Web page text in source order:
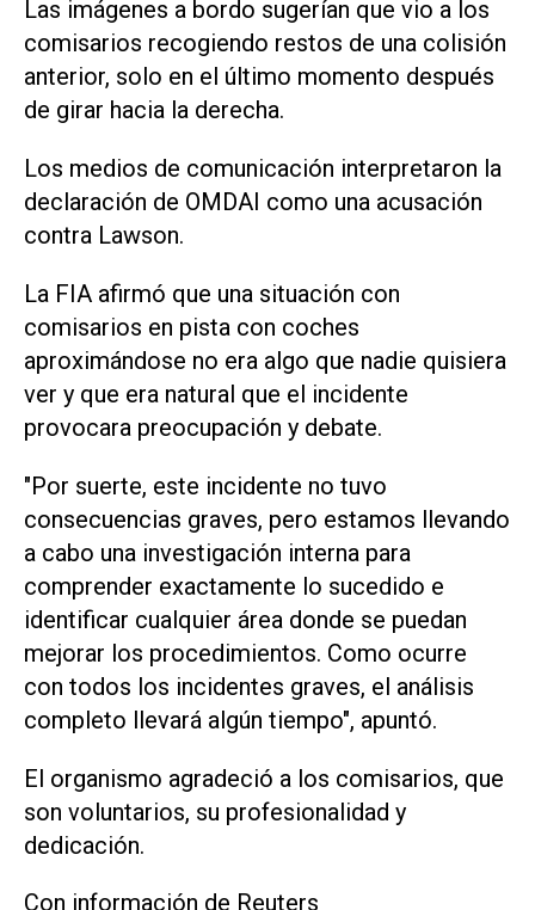
Las imágenes a bordo sugerían que vio a los
comisarios recogiendo restos de una colisión
anterior, solo en el último momento después
de girar hacia la derecha.
Los medios de comunicación interpretaron la
declaración de OMDAI como una acusación
contra Lawson.
La FIA afirmó que una situación con
comisarios en pista con coches
aproximándose no era algo que nadie quisiera
ver y que era natural que el incidente
provocara preocupación y debate.
"Por suerte, este incidente no tuvo
consecuencias graves, pero estamos llevando
a cabo una investigación interna para
comprender exactamente lo sucedido e
identificar cualquier área donde se puedan
mejorar los procedimientos. Como ocurre
con todos los incidentes graves, el análisis
completo llevará algún tiempo", apuntó.
El organismo agradeció a los comisarios, que
son voluntarios, su profesionalidad y
dedicación.
Con información de Reuters